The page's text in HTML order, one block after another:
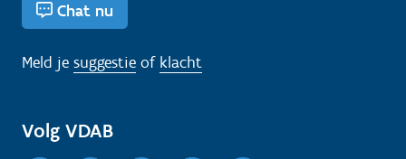
Chat nu
Meld je suggestie of klacht
Volg VDAB